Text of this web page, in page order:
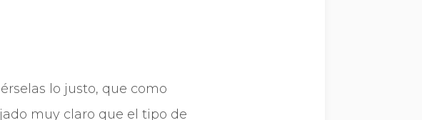
lo justo, que como
muy claro que el tipo de